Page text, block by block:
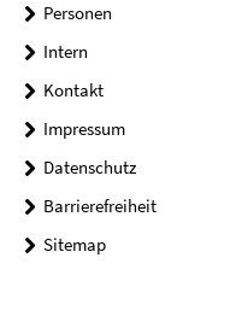
Personen
Intern
Kontakt
Impressum
Datenschutz
Barrierefreiheit
Sitemap